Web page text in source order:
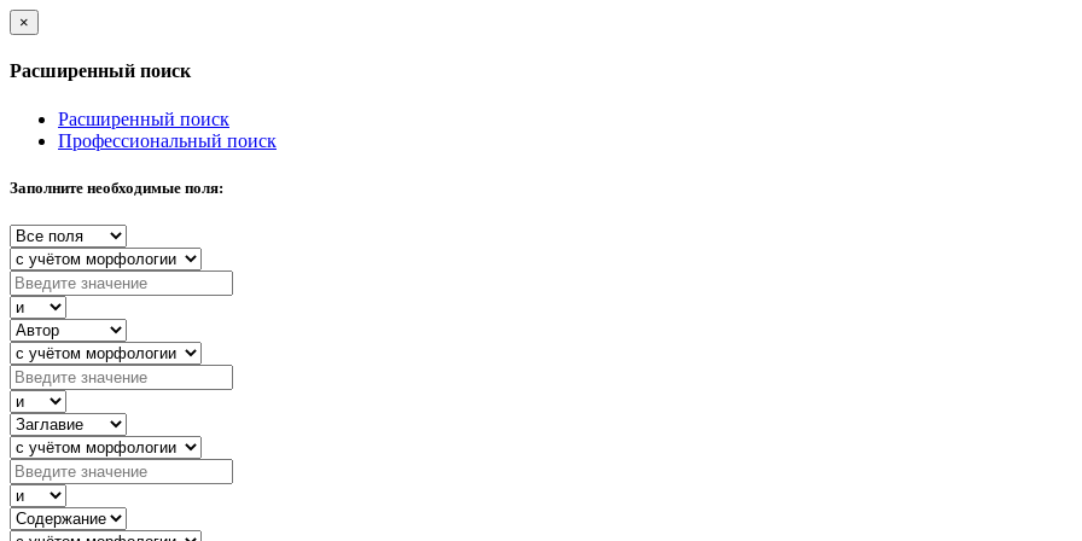
×
Расширенный поиск
Расширенный поиск
Профессиональный поиск
Заполните необходимые поля: